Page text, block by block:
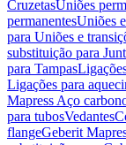
CruzetasUniões
permanentesUniões
para Uniões e
substituição para
para Tampas
Ligações para
Mapress Aço
para tubosVedantes
flangeGeberit